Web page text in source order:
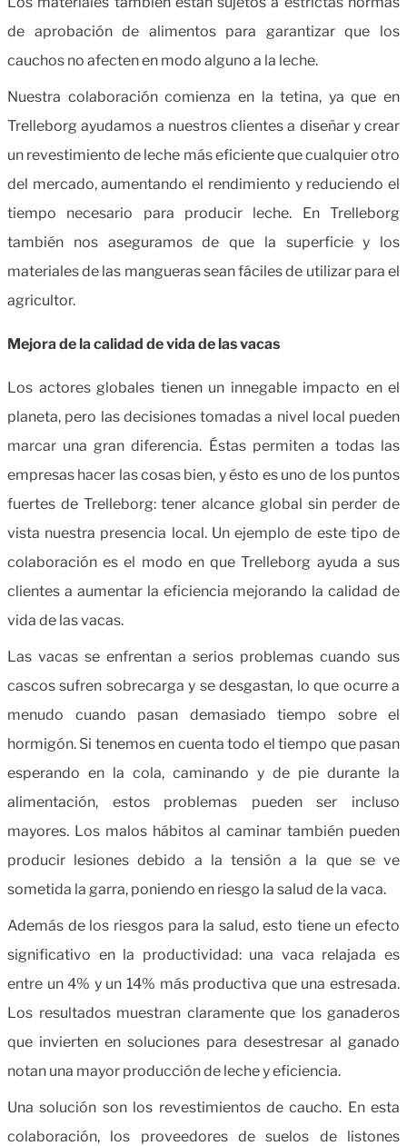
de aprobación de alimentos para garantizar que los
cauchos no afecten en modo alguno a la leche.
Nuestra colaboración comienza en la tetina, ya que en
Trelleborg ayudamos a nuestros clientes a diseñar y crear
un revestimiento de leche más eficiente que cualquier otro
del mercado, aumentando el rendimiento y reduciendo el
tiempo necesario para producir leche. En Trelleborg
también nos aseguramos de que la superficie y los
materiales de las mangueras sean fáciles de utilizar para el
agricultor.
Mejora de la calidad de vida de las vacas
Los actores globales tienen un innegable impacto en el
planeta, pero las decisiones tomadas a nivel local pueden
marcar una gran diferencia. Éstas permiten a todas las
empresas hacer las cosas bien, y ésto es uno de los puntos
fuertes de Trelleborg: tener alcance global sin perder de
vista nuestra presencia local. Un ejemplo de este tipo de
colaboración es el modo en que Trelleborg ayuda a sus
clientes a aumentar la eficiencia mejorando la calidad de
vida de las vacas.
Las vacas se enfrentan a serios problemas cuando sus
cascos sufren sobrecarga y se desgastan, lo que ocurre a
menudo cuando pasan demasiado tiempo sobre el
hormigón. Si tenemos en cuenta todo el tiempo que pasan
esperando en la cola, caminando y de pie durante la
alimentación, estos problemas pueden ser incluso
mayores. Los malos hábitos al caminar también pueden
producir lesiones debido a la tensión a la que se ve
sometida la garra, poniendo en riesgo la salud de la vaca.
Además de los riesgos para la salud, esto tiene un efecto
significativo en la productividad: una vaca relajada es
entre un 4% y un 14% más productiva que una estresada.
Los resultados muestran claramente que los ganaderos
que invierten en soluciones para desestresar al ganado
notan una mayor producción de leche y eficiencia.
Una solución son los revestimientos de caucho. En esta
colaboración, los proveedores de suelos de listones